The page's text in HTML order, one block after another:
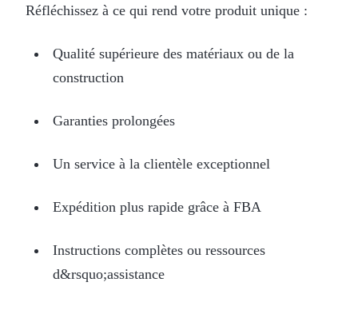
Réfléchissez à ce qui rend votre produit unique :
Qualité supérieure des matériaux ou de la
construction
Garanties prolongées
Un service à la clientèle exceptionnel
Expédition plus rapide grâce à FBA
Instructions complètes ou ressources
d&rsquo;assistance